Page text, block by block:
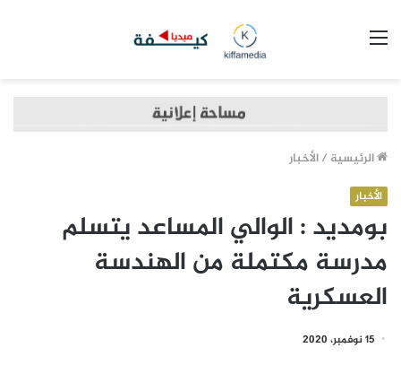
الرئيسية /الأخبار
الأخبار
بومديد : الوالي المساعد يتسلم
مدرسة مكتملة من الهندسة
العسكرية
15 نوفمبر، 2020